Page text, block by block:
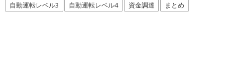
自動運転レベル3 自動運転レベル4 資金調達 まとめ